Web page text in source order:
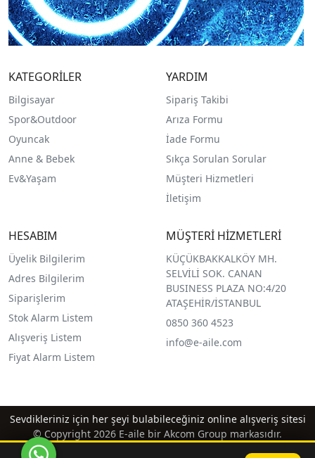
KATEGORİLER
Bilgisayar
Spor&Outdoor
Oyuncak
Anne & Bebek
Ev&Yaşam
YARDIM
Sipariş Takibi
Arıza Formu
İade Formu
Sıkça Sorulan Sorular
Müşteri Hizmetleri
İletişim
HESABIM
Üyelik Bilgilerim
Adres Bilgilerim
Siparişlerim
Stok Alarm Listem
Alışveriş Listem
Fiyat Alarm Listem
MÜŞTERİ HİZMETLERİ
KÜÇÜKBAKKALKÖY MH.
SELVİLİ SOK. CANAN
BUSINESS PLAZA NO:4/20
ATAŞEHİR/İSTANBUL
0850 360 4523
info@e-aile.com
Sevdikleriniz için her şeyi bulabileceğiniz online alışveriş sitesi
© Copyright 2026 E-aile bir Akcom Group markasıdır.